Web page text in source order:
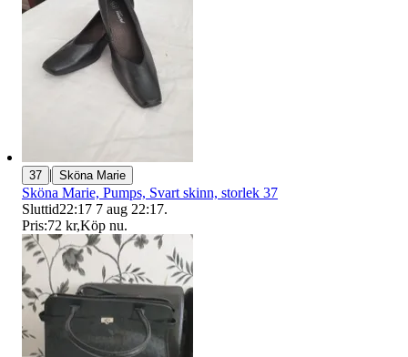
37 | Sköna Marie
Sköna Marie, Pumps, Svart skinn, storlek 37
Sluttid22:17 7 aug 22:17.
Pris:72 kr,Köp nu.